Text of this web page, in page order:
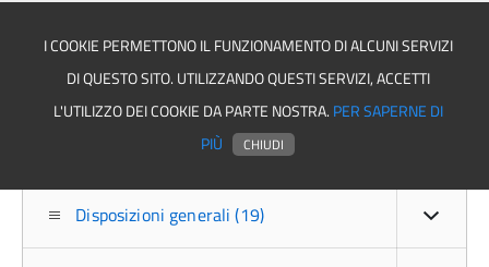
Comune di Santomenna
Disposizioni generali (19)
I COOKIE PERMETTONO IL FUNZIONAMENTO DI ALCUNI SERVIZI
DI QUESTO SITO. UTILIZZANDO QUESTI SERVIZI, ACCETTI
L'UTILIZZO DEI COOKIE DA PARTE NOSTRA. PER SAPERNE DI
PIÙ
CHIUDI